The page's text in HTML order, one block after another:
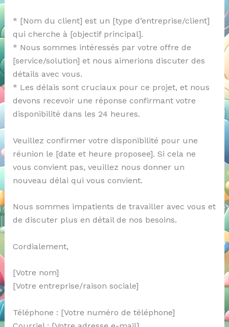
* [Nom du client] est un [type d’entreprise/client]
qui cherche à [objectif principal].
* Nous sommes intéressés par votre offre de
[service/solution] et nous aimerions discuter des
détails avec vous.
* Les délais sont cruciaux pour ce projet, et nous
devons recevoir une réponse confirmant votre
disponibilité dans les 24 heures.
Veuillez confirmer votre disponibilité pour une
réunion le [date et heure proposee]. Si cela ne
vous convient pas, veuillez nous donner un
nouveau délai qui vous convient.
Nous sommes impatients de travailler avec vous et
de discuter plus en détail de nos besoins.
Cordialement,
[Votre nom]
[Votre entreprise/raison sociale]
Téléphone : [Votre numéro de téléphone]